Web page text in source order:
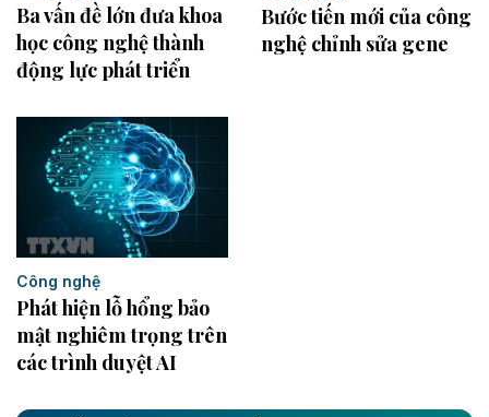
Ba vấn đề lớn đưa khoa
học công nghệ thành
động lực phát triển
Bước tiến mới của công
nghệ chỉnh sửa gene
Công nghệ
Phát hiện lỗ hổng bảo
mật nghiêm trọng trên
các trình duyệt AI